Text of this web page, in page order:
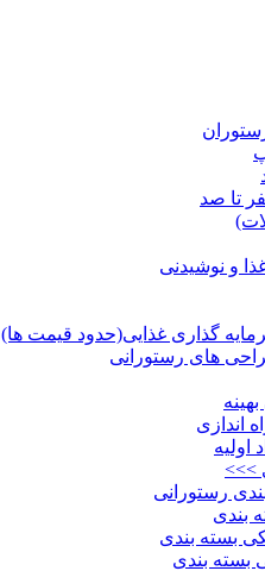
تا صد
و نوشیدنی
گذاری غذایی(حدود قیمت ها)
های رستورانی
اندازی
اولیه
>>>
رستورانی
بندی
بسته بندی
بسته بندی